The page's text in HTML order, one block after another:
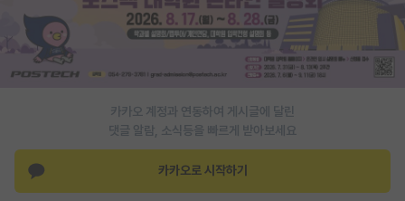
장학금/장학생 게시판
학술 정보 게시판
유학교육
카카오 계정과 연동하여 게시글에 달린
댓글 알람, 소식등을 빠르게 받아보세요
카카오로 시작하기